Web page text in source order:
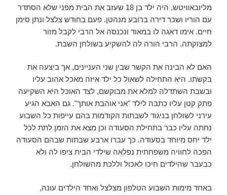
מליובאוויטש, היה ילד בן 18 שעזב את הבית מפני שלא הסתדר
עם הוריו ושכר דירה ברובע מנהטן. פעם בחודש צלצל ונתן סימן
חיים. אימו דאגה לו במאוד ונכנסה אל הרבי לקבל מזור
למצוקתה. הרבי הורה לה להשקיע בשולחן השבת.
האם לא הבינה את הקשר שבין שני העניינים, אך ביצעה את
בקשתו. היא התחילה לשאול כל ילד איזה מאכל אהוב עליו
ובשבת השתדלה למלא את מבוקשם, לצד האוכל היא השקיעה
פתק קטן עליו כתבה לילד "אני אוהבת אותך". גם האבא הגיע
עירני לשולחן בניגוד לשבתות הקודמות בהם עייפות כל השבוע
נחתה עליו כבר בתחילת הסעודה וכן מצא את הזמן לתת לכל
ילד יחס מיוחד בסעודה. כך עברו ארבע שבתות שבהם הסעודה
הפכה לחוויה משפחתית נפלאה שילדי הבית ציפו לה ולא
כבעבר שהילדים חיכו לאכול וללכת מהשולחן.
באחד מימות השבוע הטלפון מצלצל ואחד הילדים עונה,